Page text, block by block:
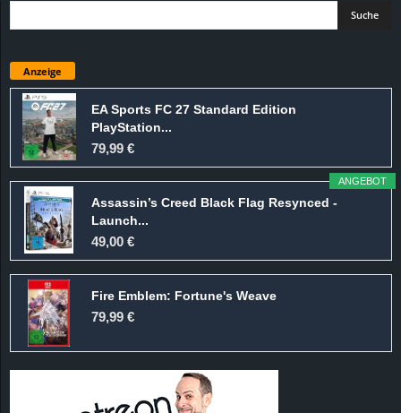
Anzeige
EA Sports FC 27 Standard Edition
PlayStation...
79,99 €
ANGEBOT
Assassin’s Creed Black Flag Resynced -
Launch...
49,00 €
Fire Emblem: Fortune's Weave
79,99 €